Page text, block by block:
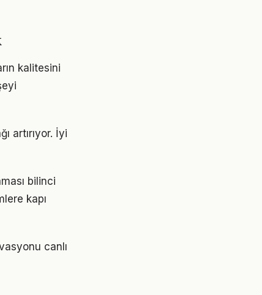
kalitesini
artırıyor. İyi
bilinci
kapı
canlı